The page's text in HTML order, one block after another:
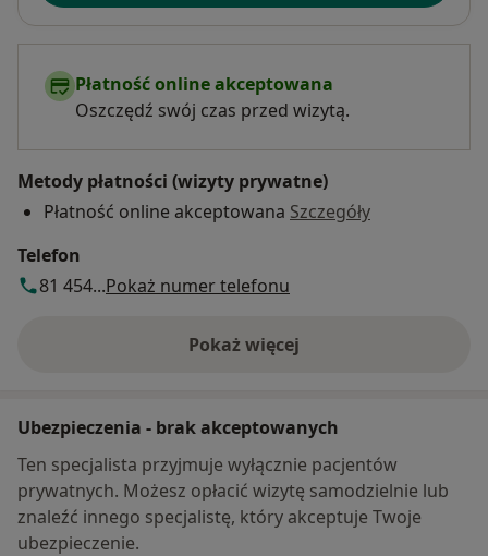
Płatność online akceptowana
Oszczędź swój czas przed wizytą.
Metody płatności (wizyty prywatne)
Płatność online akceptowana Szczegóły
Telefon
81 454...Pokaż numer telefonu
Pokaż więcej
o adresie
Ubezpieczenia - brak akceptowanych
Ten specjalista przyjmuje wyłącznie pacjentów
prywatnych. Możesz opłacić wizytę samodzielnie lub
znaleźć innego specjalistę, który akceptuje Twoje
ubezpieczenie.